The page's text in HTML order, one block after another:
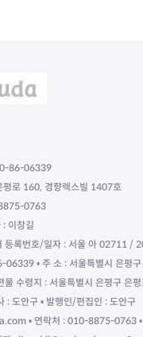
86-06339
평로 160, 경향렉스빌 1407호
0763
: 이창길
등록번호/일자 : 서울 아 02711 /
06339 • 주 소 : 서울특별시 은평
물 수령지 : 서울특별시 은평구 은
: 도안구 • 발행인/편집인 : 도안구
• 연락처 : 010-8875-0763 •